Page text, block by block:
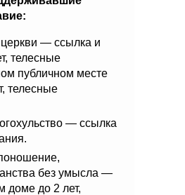
церкви — ссылка и
телесные
публичном месте
телесные
— ссылка
без умысла —
доме до 2 лет,